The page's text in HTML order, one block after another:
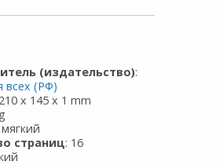
(издательство):
всех (РФ)
x 145 x 1 mm
мягкий
страниц: 16